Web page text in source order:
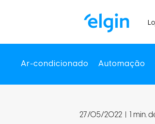
Ar-condicionado Automação
27/05/2022 | 1 min.